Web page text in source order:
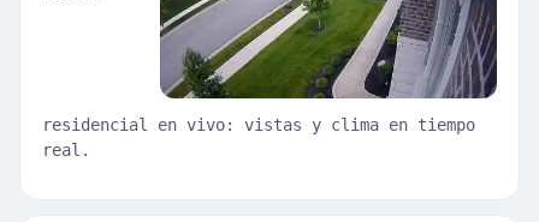
residencial en vivo: vistas y clima en tiempo
real.